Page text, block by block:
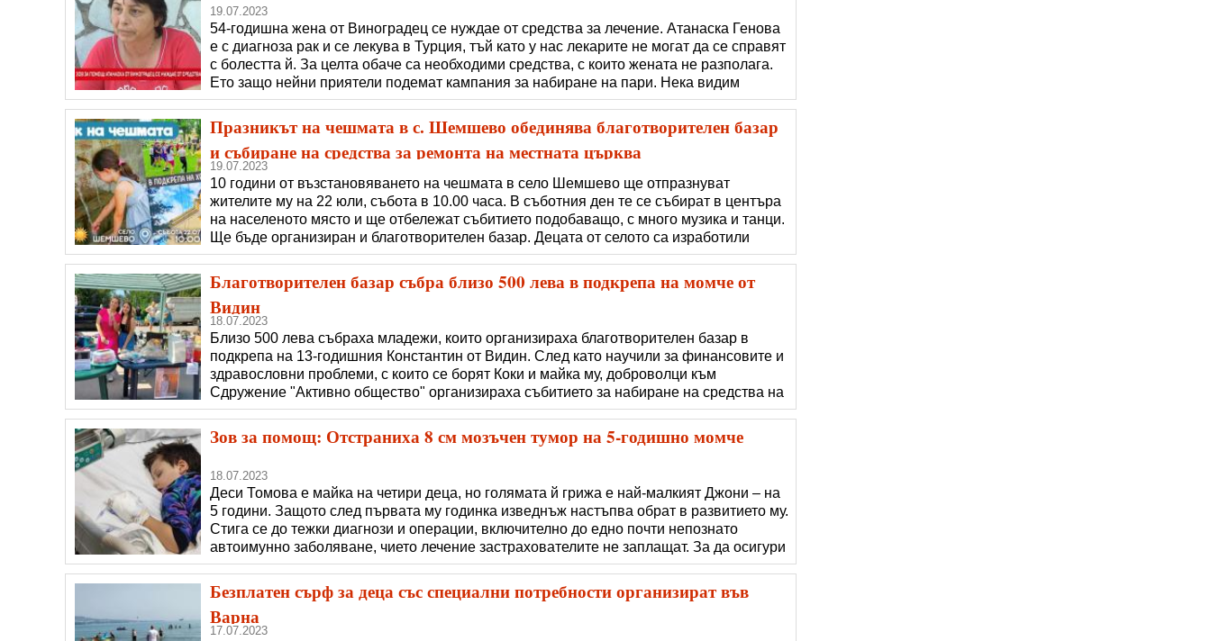
19.07.2023
54-годишна жена от Виноградец се нуждае от средства за лечение. Атанаска Генова
е с диагноза рак и се лекува в Турция, тъй като у нас лекарите не могат да се справят
с болестта й. За целта обаче са необходими средства, с които жената не разполага.
Ето защо нейни приятели подемат кампания за набиране на пари. Нека видим
историята на Атанаска и разберем как да й помогнем. През 2021 година животът на
54-годишната Атанаска Генова се преобръща, к�
Празникът на чешмата в с. Шемшево обединява благотворителен базар
и събиране на средства за ремонта на местната църква
19.07.2023
10 години от възстановяването на чешмата в село Шемшево ще отпразнуват
жителите му на 22 юли, събота в 10.00 часа. В съботния ден те се събират в центъра
на населеното място и ще отбележат събитието подобаващо, с много музика и танци.
Ще бъде организиран и благотворителен базар. Децата от селото са изработили
сувенири, бижута, картини, ще приготвят вкусни палачинки и прохладна лимонада.
Всички средства от продажбите ще бъдат в подкрепа на р�
Благотворителен базар събра близо 500 лева в подкрепа на момче от
Видин
18.07.2023
Близо 500 лева събраха младежи, които организираха благотворителен базар в
подкрепа на 13-годишния Константин от Видин. След като научили за финансовите и
здравословни проблеми, с които се борят Коки и майка му, доброволци към
Сдружение "Активно общество" организираха събитието за набиране на средства на
15 юли на съботния пазар до стадион "Георги Бенковски". Инициативата е преминала
успешно, коментира за Радио ВИДИН секретарят на сдруж�
Зов за помощ: Отстраниха 8 см мозъчен тумор на 5-годишно момче
18.07.2023
Деси Томова e майка на четири деца, но голямата й грижа е най-малкият Джони – на
5 години. Защото след първата му годинка изведнъж настъпва обрат в развитието му.
Стига се до тежки диагнози и операции, включително до едно почти непознато
автоимунно заболяване, чието лечение застрахователите не заплащат. За да осигури
лечение на Джони, Деси Томова е продала всичките си имоти, а семейството й е
затънало в дългове. Сега родителите на Джон�
Безплатен сърф за деца със специални потребности организират във
Варна
17.07.2023